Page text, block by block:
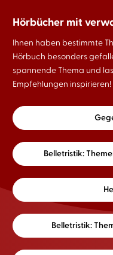
Hörbücher mit
Ihnen haben bestimmte
Hörbuch besonders
spannende Thema und
Empfehlungen inspirieren!
Belletristik:
Belletristik: